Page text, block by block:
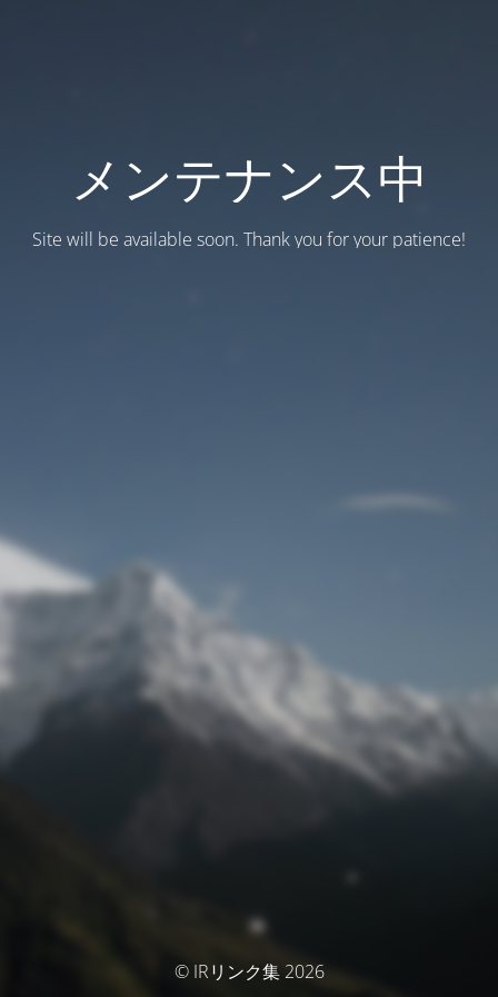
メンテナンス中
Site will be available soon. Thank you for your patience!
© IRリンク集 2026